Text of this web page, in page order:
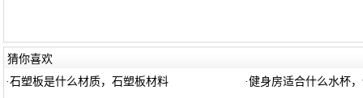
猜你喜欢
·石塑板是什么材质，石塑板材料 ·健身房适合什么水杯